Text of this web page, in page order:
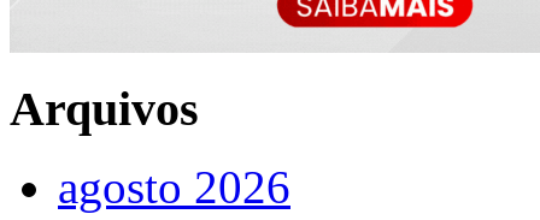
Arquivos
agosto 2026